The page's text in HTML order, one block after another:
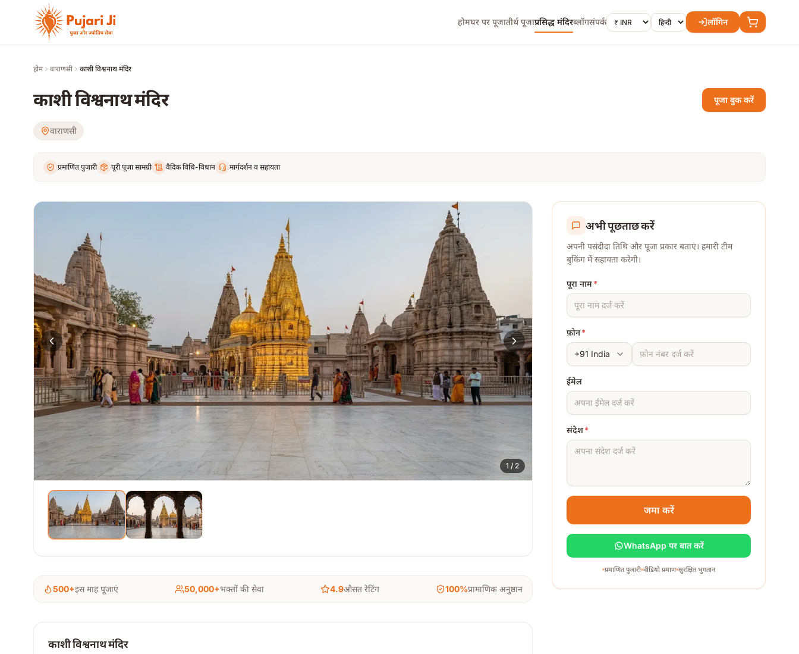
मुख्य सामग्री पर जाएं होमघर पर पूजातीर्थ पूजाप्रसिद्ध मंदिरब्लॉगसंपर्क लॉगिन
होम वाराणसी काशी विश्वनाथ मंदिर
काशी विश्वनाथ मंदिर पूजा बुक करें
वाराणसी
प्रमाणित पुजारी पूरी पूजा सामग्री वैदिक विधि-विधान मार्गदर्शन व सहायता
1 / 2
500+इस माह पूजाएं 50,000+भक्तों की सेवा 4.9औसत रेटिंग 100%प्रामाणिक अनुष्ठान
काशी विश्वनाथ मंदिर
अभी पूछताछ करें
अपनी पसंदीदा तिथि और पूजा प्रकार बताएं। हमारी टीम
बुकिंग में सहायता करेगी।
पूरा नाम*
फ़ोन*
ईमेल
संदेश*
जमा करें
WhatsApp पर बात करें
प्रमाणित पुजारी वीडियो प्रमाण सुरक्षित भुगतान